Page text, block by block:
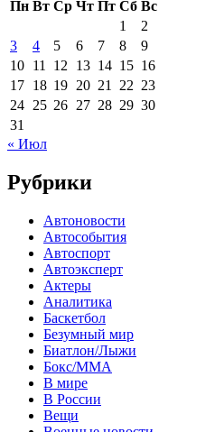
Пн Вт Ср Чт Пт Сб Вс
1
2
3
4 5 6 7 8
9
10 11 12 13 14 15 16
17 18 19 20 21 22 23
24 25 26 27 28 29 30
31
« Июл
Рубрики
Автоновости
Автособытия
Автоспорт
Автоэксперт
Актеры
Аналитика
Баскетбол
Безумный мир
Биатлон/Лыжи
Бокс/MMA
В мире
В России
Вещи